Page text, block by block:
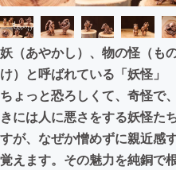
ビジネス・起業
まちづくり・地域
CAMPFIRE for Social
CAMPFIREふるさと納
妖（あやかし）、物の怪（も
け）と呼ばれている「妖怪」
ちょっと恐ろしくて、奇怪で
きには人に悪さをする妖怪た
すが、なぜか憎めずに親近感
覚えます。その魅力を純銅で